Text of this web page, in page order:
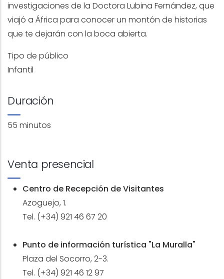
investigaciones de la Doctora Lubina Fernández, que
viajó a África para conocer un montón de historias
que te dejarán con la boca abierta.
Tipo de público
Infantil
Duración
55 minutos
Venta presencial
Centro de Recepción de Visitantes
Azoguejo, 1.
Tel. (+34) 921 46 67 20
Punto de información turística "La Muralla"
Plaza del Socorro, 2-3.
Tel. (+34) 921 46 12 97